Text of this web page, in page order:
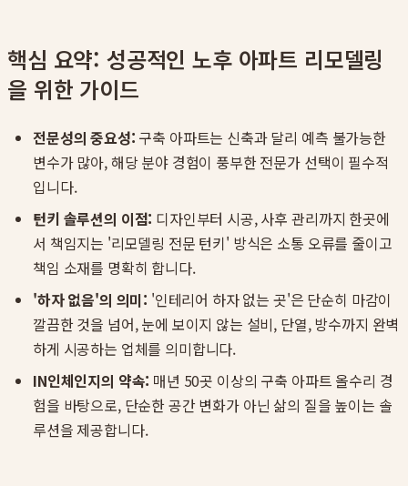
핵심 요약: 성공적인 노후 아파트 리모델링
을 위한 가이드
전문성의 중요성: 구축 아파트는 신축과 달리 예측 불가능한
변수가 많아, 해당 분야 경험이 풍부한 전문가 선택이 필수적
입니다.
턴키 솔루션의 이점: 디자인부터 시공, 사후 관리까지 한곳에
서 책임지는 '리모델링 전문 턴키' 방식은 소통 오류를 줄이고
책임 소재를 명확히 합니다.
'하자 없음'의 의미: '인테리어 하자 없는 곳'은 단순히 마감이
깔끔한 것을 넘어, 눈에 보이지 않는 설비, 단열, 방수까지 완벽
하게 시공하는 업체를 의미합니다.
IN인체인지의 약속: 매년 50곳 이상의 구축 아파트 올수리 경
험을 바탕으로, 단순한 공간 변화가 아닌 삶의 질을 높이는 솔
루션을 제공합니다.